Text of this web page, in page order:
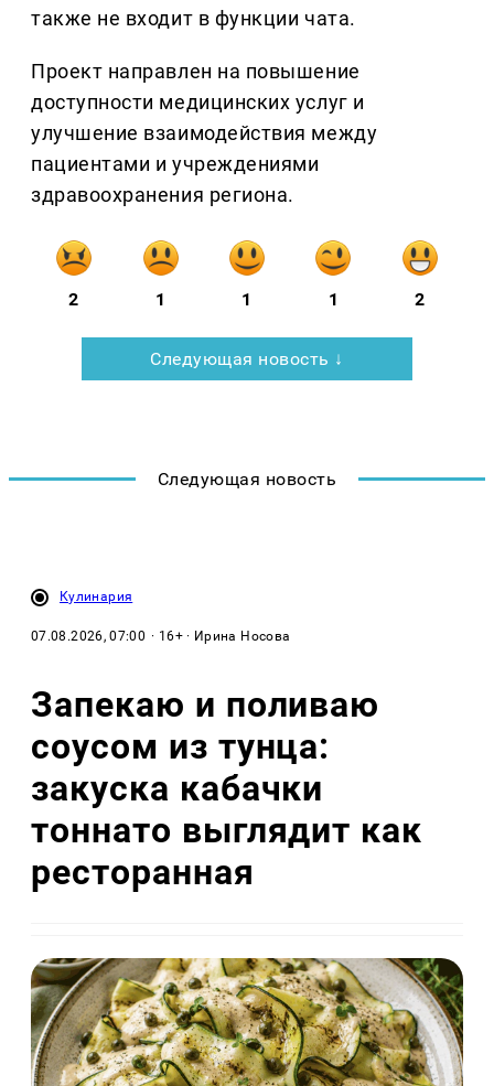
также не входит в функции чата.
Проект направлен на повышение
доступности медицинских услуг и
улучшение взаимодействия между
пациентами и учреждениями
здравоохранения региона.
2 1 1 1 2
Следующая новость ↓
Следующая новость
Кулинария
07.08.2026, 07:00 · 16+ · Ирина Носова
Запекаю и поливаю
соусом из тунца:
закуска кабачки
тоннато выглядит как
ресторанная